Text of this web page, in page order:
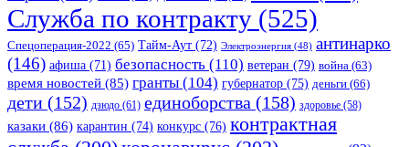
Служба по контракту (525)
Спецоперация-2022 (65) Тайм-Аут (72) Электроэнергия (48) антинарко
(146) афиша (71) безопасность (110) ветеран (79) война (63)
время новостей (85) гранты (104) губернатор (75) деньги (66)
дети (152) дзюдо (61) единоборства (158) здоровье (58)
казаки (86) карантин (74) конкурс (76) контрактная